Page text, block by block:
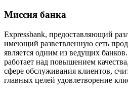
Миссия банка
Expressbank, предоставляющий
имеющий разветвленную сеть
является одним из ведущих
работает над повышением
сфере обслуживания клиентов,
главных целей удовлетворение